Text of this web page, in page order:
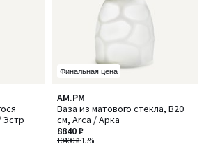
Эстр
Финальная цена
AM.PM
Ваза из матового стекла, В20
см, Arca / Арка
10400 ₽-15%
8840 ₽